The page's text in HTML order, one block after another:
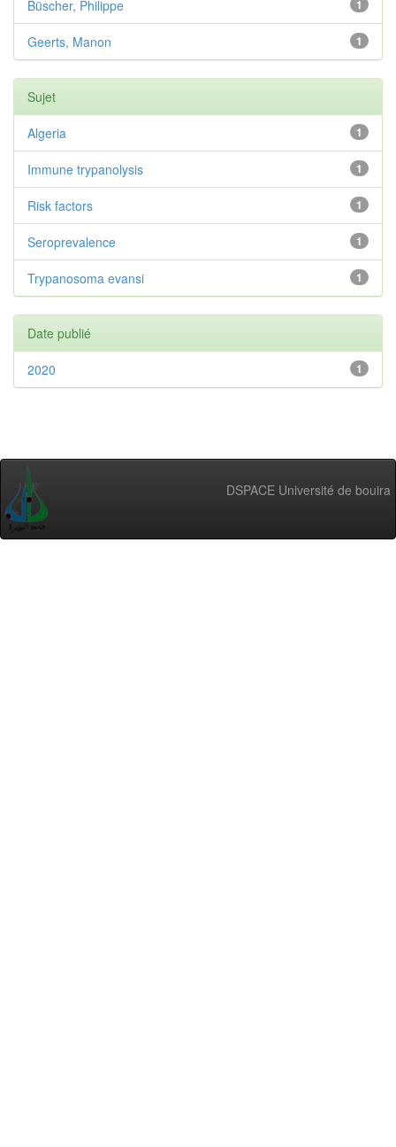
1
Büscher, Philippe
1
Geerts, Manon
Sujet
1
Algeria
1
Immune trypanolysis
1
Risk factors
1
Seroprevalence
1
Trypanosoma evansi
Date publié
1
2020
DSPACE Université de bouira